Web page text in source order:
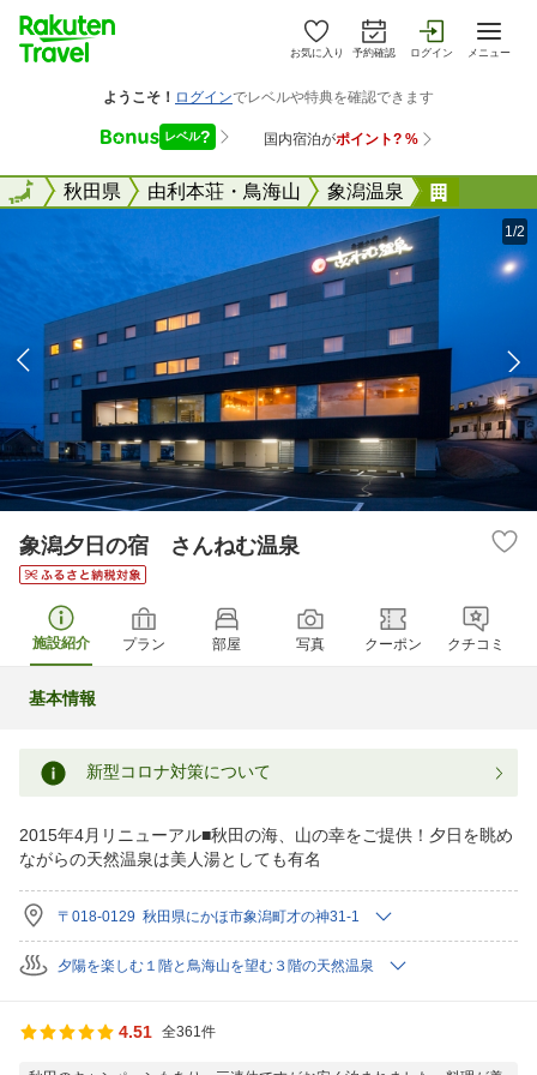
お気に入り 予約確認 ログイン メニュー
全国秋田県 由利本荘・鳥海山 象潟温泉
全国
1/2
象潟夕日の宿 さんねむ温泉
施設紹介 プラン 部屋 写真 クーポン クチコミ
基本情報
新型コロナ対策について
2015年4月リニューアル■秋田の海、山の幸をご提供！夕日を眺め
ながらの天然温泉は美人湯としても有名
〒018-0129 秋田県にかほ市象潟町才の神31-1
夕陽を楽しむ１階と鳥海山を望む３階の天然温泉
4.51 全361件